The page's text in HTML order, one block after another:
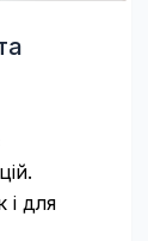
і для